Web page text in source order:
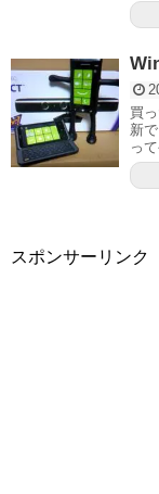
買
新
っ
スポンサーリンク